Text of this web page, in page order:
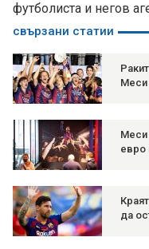
футболиста и негов
свързани статии
Меси
Меси
евро
да